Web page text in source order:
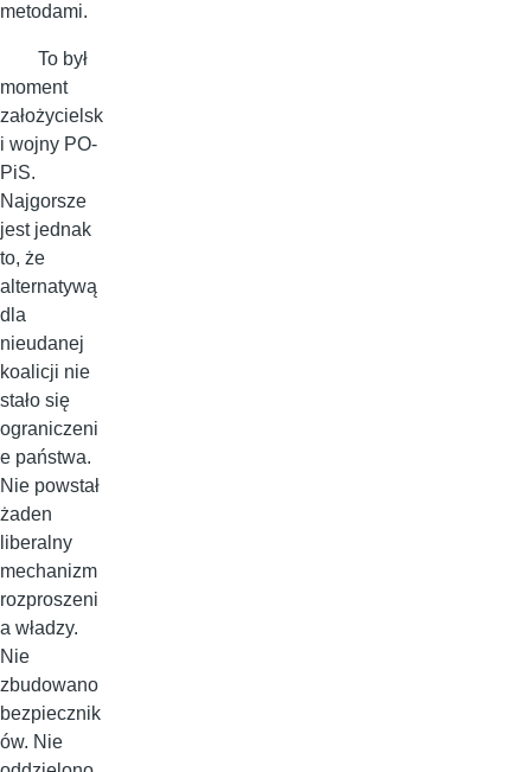
metodami.
To był
moment
założycielsk
i wojny PO-
PiS.
Najgorsze
jest jednak
to, że
alternatywą
dla
nieudanej
koalicji nie
stało się
ograniczeni
e państwa.
Nie powstał
żaden
liberalny
mechanizm
rozproszeni
a władzy.
Nie
zbudowano
bezpiecznik
ów. Nie